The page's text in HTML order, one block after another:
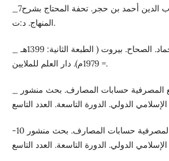
_7ابن حجر الهيثمي. شهاب الدين أحمد بن حجر. تحفة المحتاج بشرح
المنهاج. د:ت.
_ الجوهري، إسماعيل بن حماد. الصحاح. بيروت ( الطبعة الثانية: 1399هـ
= 1979م). دار العلم للملايين.
-10 حسين فهمي . الودائع المصرفية حسابات المصارف. بحث منشور